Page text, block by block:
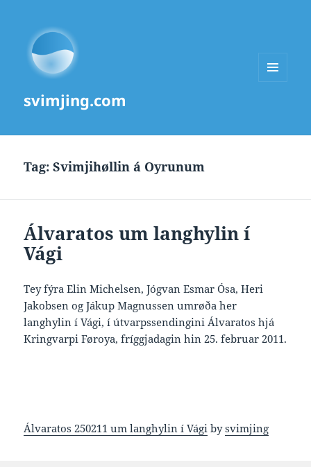
svimjing.com
Tag:Svimjihøllin á Oyrunum
Álvaratos um langhylin í
Vági
Tey fýra Elin Michelsen, Jógvan Esmar Ósa, Heri
Jakobsen og Jákup Magnussen umrøða her
langhylin í Vági, í útvarpssendingini Álvaratos hjá
Kringvarpi Føroya, fríggjadagin hin 25. februar 2011.
Álvaratos 250211 um langhylin í Vági bysvimjing